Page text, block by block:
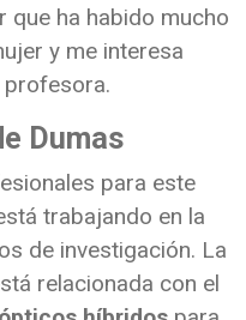
que ha habido mucho
y me interesa
profesora.
Dumas
para este
trabajando en la
de investigación. La
relacionada con el